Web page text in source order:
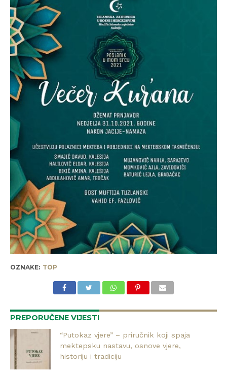
OZNAKE: TOP
PREPORUČENE VIJESTI
“Putokaz vjere” – priručnik koji spaja
mektepsku nastavu, osnove vjere,
historiju i tradiciju